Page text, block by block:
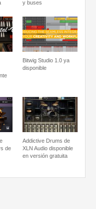
y buses
Bitwig Studio 1.0 ya
disponible
de
Addictive Drums de
XLN Audio disponible
en versión gratuita